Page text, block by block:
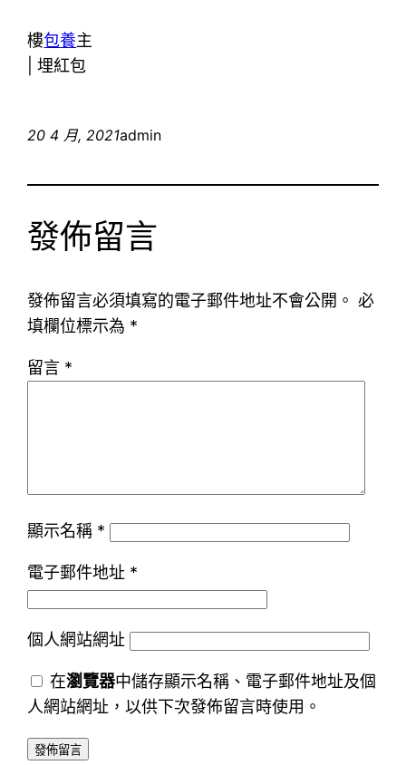
樓包養主
|埋紅包
20 4 月, 2021admin
發佈留言
發佈留言必須填寫的電子郵件地址不會公開。 必
填欄位標示為 *
留言 *
顯示名稱 *
電子郵件地址 *
個人網站網址
在瀏覽器中儲存顯示名稱、電子郵件地址及個
人網站網址，以供下次發佈留言時使用。